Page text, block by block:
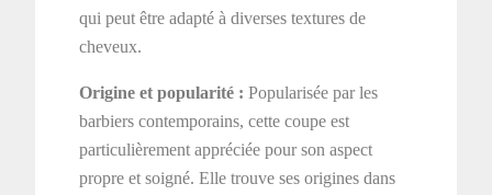
qui peut être adapté à diverses textures de
cheveux.
Origine et popularité : Popularisée par les
barbiers contemporains, cette coupe est
particulièrement appréciée pour son aspect
propre et soigné. Elle trouve ses origines dans